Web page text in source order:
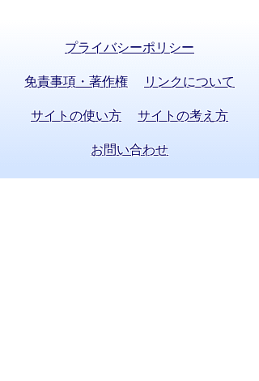
プライバシーポリシー
免責事項・著作権 リンクについて
サイトの使い方 サイトの考え方
お問い合わせ